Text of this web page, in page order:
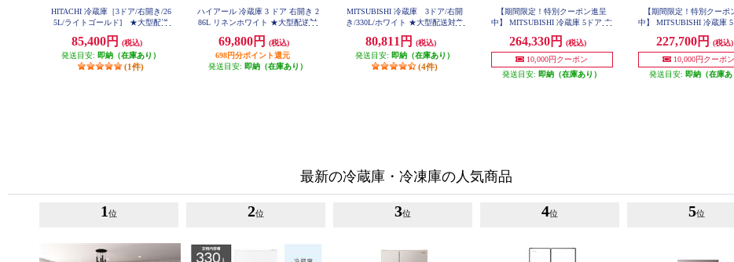
HITACHI 冷蔵庫［3ドア/右開き/26
5L/ライトゴールド] ★大型配送
85,400円
(税込)
発送目安: 即納（在庫あり）
(1件)
ハイアール 冷蔵庫 3 ドア 右開き 2
86L リネンホワイト ★大型配送対
69,800円
(税込)
698円分ポイント還元
発送目安: 即納（在庫あり）
MITSUBISHI 冷蔵庫 3ドア/右開
き/330L/ホワイト ★大型配送対象
80,811円
(税込)
発送目安: 即納（在庫あり）
(4件)
【期間限定！特別クーポン進呈
中】 MITSUBISHI 冷蔵庫 5ドア 右
ト ★大型配送対象商品 MR-MD45
N-W
264,330円
(税込)
10,000円クーポン
発送目安: 即納（在庫あり）
【期間限定！特別クーポ
中】 MITSUBISHI 冷蔵庫
ト ★大型配送対象商品
N-W
227,700円
(税込)
10,000円クーポン
発送目安: 即納（在庫あ
最新の冷蔵庫・冷凍庫の人気商品
1 位 2位 3位 4位 5位